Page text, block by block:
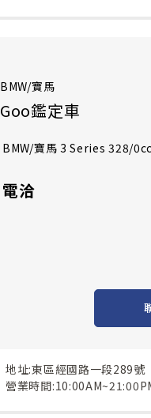
BMW/寶馬
Goo鑑定車
BMW/寶馬 3 Series 328/0cc
電洽
地址:東區經國路一段289號
營業時間